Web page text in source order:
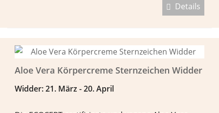
Details
Aloe Vera Körpercreme Sternzeichen Widder
Widder: 21. März - 20. April